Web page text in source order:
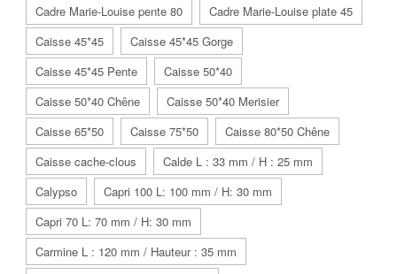
Cadre Marie-Louise pente 80
Cadre Marie-Louise plate 45
Caisse 45*45
Caisse 45*45 Gorge
Caisse 45*45 Pente
Caisse 50*40
Caisse 50*40 Chêne
Caisse 50*40 Merisier
Caisse 65*50
Caisse 75*50
Caisse 80*50 Chêne
Caisse cache-clous
Calde L : 33 mm / H : 25 mm
Calypso
Capri 100 L: 100 mm / H: 30 mm
Capri 70 L: 70 mm / H: 30 mm
Carmine L : 120 mm / Hauteur : 35 mm